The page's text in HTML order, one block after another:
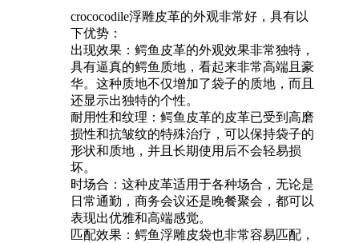
crococodile浮雕皮革的外观非常好，具有以
下优势：
‌出现效果：鳄鱼皮革的外观效果非常独特，
具有逼真的鳄鱼质地，看起来非常高端且豪
华。这种质地不仅增加了袋子的质地，而且
还显示出独特的个性。
‌耐用性和纹理‌：鳄鱼皮革的皮革已受到高磨
损性和抗皱纹的特殊治疗，可以保持袋子的
形状和质地，并且长期使用后不会轻易损
坏。
‌时场合：这种皮革适用于各种场合，无论是
日常通勤，商务会议还是晚餐聚会，都可以
表现出优雅和高端感觉。
‌匹配效果：鳄鱼浮雕皮袋也非常容易匹配，